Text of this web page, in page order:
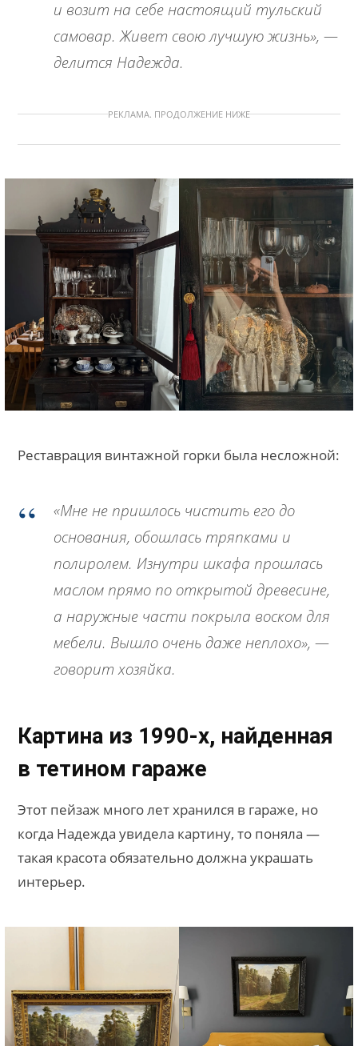
и возит на себе настоящий тульский
самовар. Живет свою лучшую жизнь», —
делится Надежда.
РЕКЛАМА. ПРОДОЛЖЕНИЕ НИЖЕ
Реставрация винтажной горки была несложной:
«Мне не пришлось чистить его до
основания, обошлась тряпками и
полиролем. Изнутри шкафа прошлась
маслом прямо по открытой древесине,
а наружные части покрыла воском для
мебели. Вышло очень даже неплохо», —
говорит хозяйка.
Картина из 1990-х, найденная
в тетином гараже
Этот пейзаж много лет хранился в гараже, но
когда Надежда увидела картину, то поняла —
такая красота обязательно должна украшать
интерьер.